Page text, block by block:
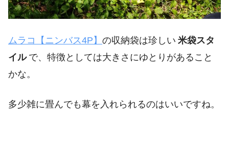
ムラコ【ニンバス4P】 の収納袋は珍しい 米袋スタ
イル で、特徴としては大きさにゆとりがあること
かな。
多少雑に畳んでも幕を入れられるのはいいですね。